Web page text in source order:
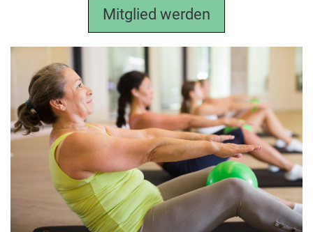
Mitglied werden